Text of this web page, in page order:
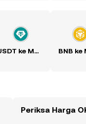
USDT ke MMK BNB ke
Periksa Harga